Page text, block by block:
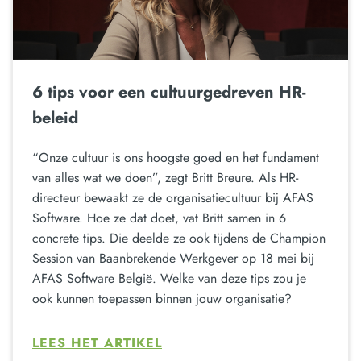
6 tips voor een cultuurgedreven HR-
beleid
“Onze cultuur is ons hoogste goed en het fundament
van alles wat we doen”, zegt Britt Breure. Als HR-
directeur bewaakt ze de organisatiecultuur bij AFAS
Software. Hoe ze dat doet, vat Britt samen in 6
concrete tips. Die deelde ze ook tijdens de Champion
Session van Baanbrekende Werkgever op 18 mei bij
AFAS Software België. Welke van deze tips zou je
ook kunnen toepassen binnen jouw organisatie?
LEES HET ARTIKEL